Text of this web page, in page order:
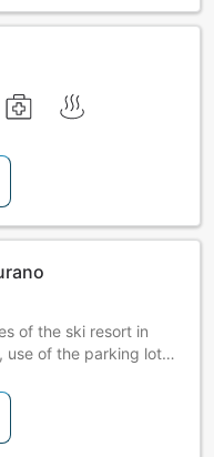
of the ski resort in
use of the parking lot
parking lot set